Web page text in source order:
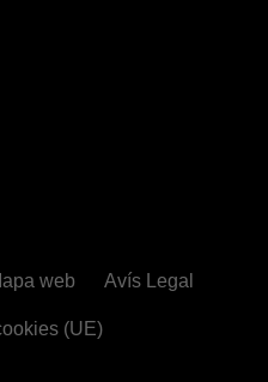
web Avís Legal
(UE)